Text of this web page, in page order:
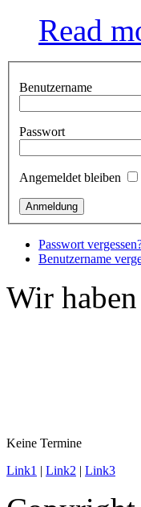
Read
Benutzername
Passwort
Angemeldet bleiben
Passwort
Benutzername
Wir
Keine Termine
Link1 | Link2 | Link3